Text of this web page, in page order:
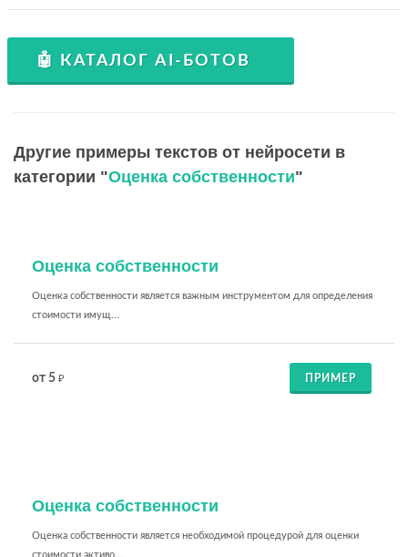
🤖 КАТАЛОГ AI-БОТОВ
Другие примеры текстов от нейросети в
категории "Оценка собственности"
Оценка собственности
Оценка собственности является важным инструментом для определения
стоимости имущ...
от 5 ₽ ПРИМЕР
Оценка собственности
Оценка собственности является необходимой процедурой для оценки
стоимости активо...